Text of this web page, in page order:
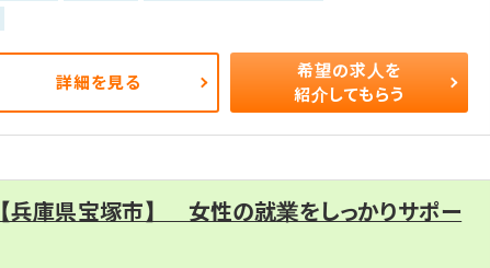
詳細を見る
希望の求人を
紹介してもらう
庫県宝塚市】 女性の就業をしっかりサポー